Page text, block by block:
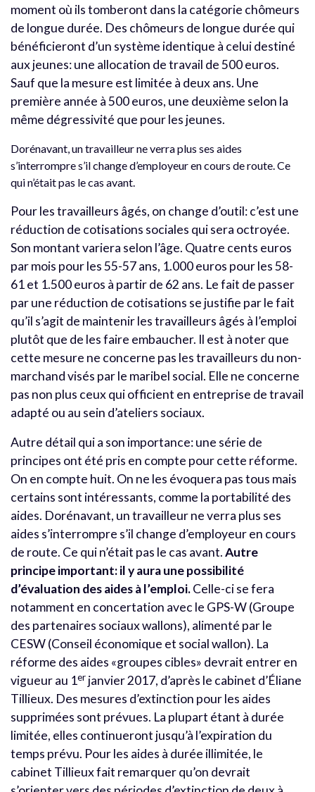
moment où ils tomberont dans la catégorie chômeurs
de longue durée. Des chômeurs de longue durée qui
bénéficieront d’un système identique à celui destiné
aux jeunes: une allocation de travail de 500 euros.
Sauf que la mesure est limitée à deux ans. Une
première année à 500 euros, une deuxième selon la
même dégressivité que pour les jeunes.
Dorénavant, un travailleur ne verra plus ses aides
s’interrompre s’il change d’employeur en cours de route. Ce
qui n’était pas le cas avant.
Pour les travailleurs âgés, on change d’outil: c’est une
réduction de cotisations sociales qui sera octroyée.
Son montant variera selon l’âge. Quatre cents euros
par mois pour les 55-57 ans, 1.000 euros pour les 58-
61 et 1.500 euros à partir de 62 ans. Le fait de passer
par une réduction de cotisations se justifie par le fait
qu’il s’agit de maintenir les travailleurs âgés à l’emploi
plutôt que de les faire embaucher. Il est à noter que
cette mesure ne concerne pas les travailleurs du non-
marchand visés par le maribel social. Elle ne concerne
pas non plus ceux qui officient en entreprise de travail
adapté ou au sein d’ateliers sociaux.
Autre détail qui a son importance: une série de
principes ont été pris en compte pour cette réforme.
On en compte huit. On ne les évoquera pas tous mais
certains sont intéressants, comme la portabilité des
aides. Dorénavant, un travailleur ne verra plus ses
aides s’interrompre s’il change d’employeur en cours
de route. Ce qui n’était pas le cas avant.Autre
principe important: il y aura une possibilité
d’évaluation des aides à l’emploi.Celle-ci se fera
notamment en concertation avec le GPS-W (Groupe
des partenaires sociaux wallons), alimenté par le
CESW (Conseil économique et social wallon). La
réforme des aides «groupes cibles» devrait entrer en
vigueur au 1er janvier 2017, d’après le cabinet d’Éliane
Tillieux. Des mesures d’extinction pour les aides
supprimées sont prévues. La plupart étant à durée
limitée, elles continueront jusqu’à l’expiration du
temps prévu. Pour les aides à durée illimitée, le
cabinet Tillieux fait remarquer qu’on devrait